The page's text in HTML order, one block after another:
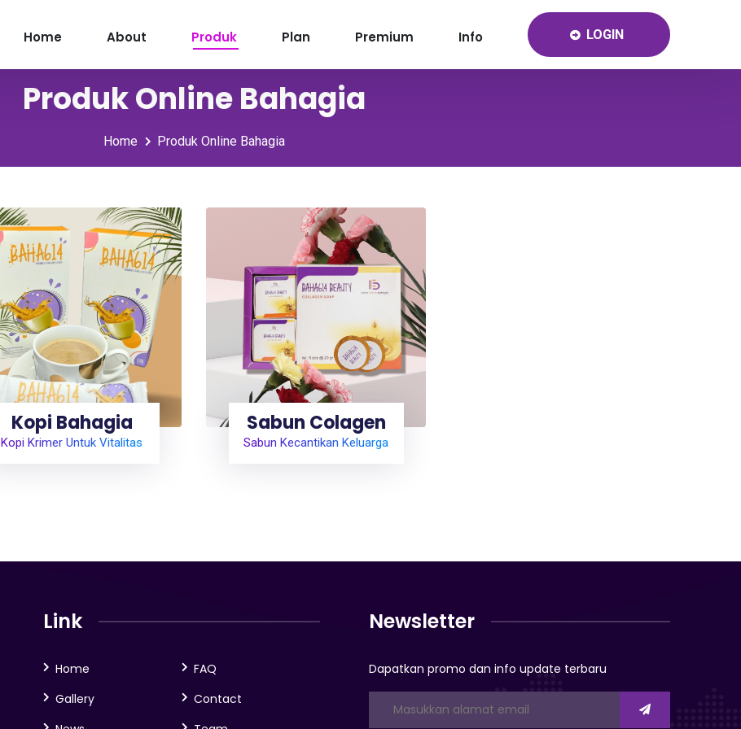
Home About Produk Plan Premium Info LOGIN
Produk Online Bahagia
Home Produk Online Bahagia
Kopi Bahagia
Kopi Krimer Untuk Vitalitas
Sabun Colagen
Sabun Kecantikan Keluarga
Link
Home
FAQ
Gallery
Contact
Newsletter
Dapatkan promo dan info update terbaru